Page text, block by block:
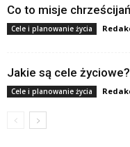
Co to misje
Cele i planowanie życia
Jakie są cele życiowe?
Cele i planowanie życia